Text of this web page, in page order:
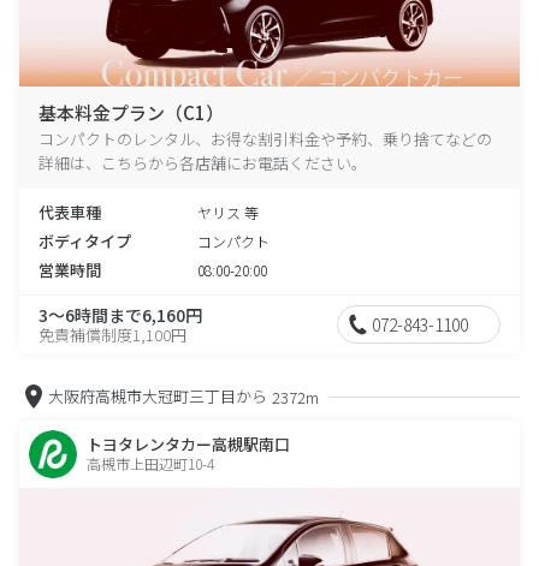
基本料金プラン（C1）
コンパクトのレンタル、お得な割引料金や予約、乗り捨てなどの
詳細は、こちらから各店舗にお電話ください。
代表車種 ヤリス 等
ボディタイプ コンパクト
営業時間 08:00-20:00
3～6時間まで6,160円
免責補償制度1,100円 072-843-1100
大阪府高槻市大冠町三丁目から 2372m
トヨタレンタカー高槻駅南口
高槻市上田辺町10-4